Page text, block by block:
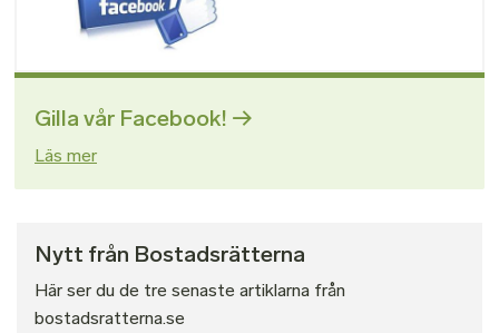
Gilla vår Facebook!
Läs mer
Nytt från Bostadsrätterna
Här ser du de tre senaste artiklarna från
bostadsratterna.se